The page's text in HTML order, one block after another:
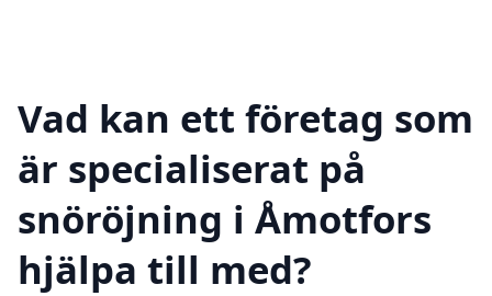
Vad kan ett företag som
är specialiserat på
snöröjning i Åmotfors
hjälpa till med?